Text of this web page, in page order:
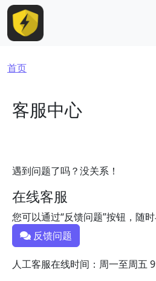
跳转到主要内容
面包屑
首页
客服中心
遇到问题了吗？没关系！
在线客服
您可以通过“反馈问题”按钮，随
反馈问题
人工客服在线时间：周一至周五